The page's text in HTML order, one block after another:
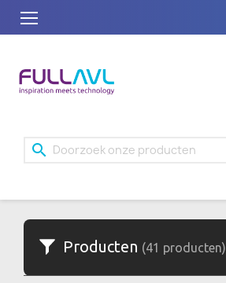
search
Producten (41 producten)